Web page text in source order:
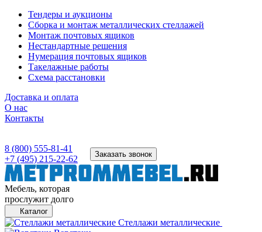
Тендеры и аукционы
Сборка и монтаж металлических стеллажей
Монтаж почтовых ящиков
Нестандартные решения
Нумерация почтовых ящиков
Такелажные работы
Схема расстановки
Доставка и оплата
О нас
Контакты
8 (800) 555-81-41
+7 (495) 215-22-62
Заказать звонок
Мебель, которая
прослужит долго
Каталог
Стеллажи металлические